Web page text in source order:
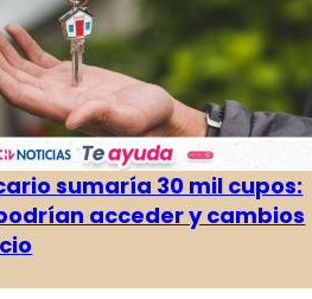
sumaría 30 mil cupos:
acceder y cambios